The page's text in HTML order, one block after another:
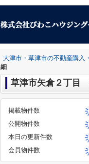
大津市・草津市の不動産購入
細
草津市矢倉２丁目
掲載物件数
公開物件数
本日の更新件数
会員物件数